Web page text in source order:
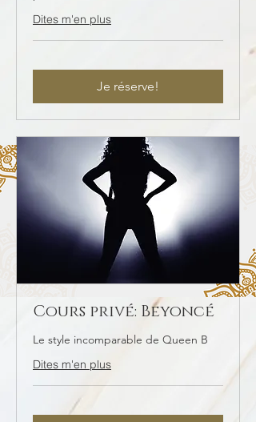
Dites m'en plus
Je réserve!
Cours privé: Beyoncé
Le style incomparable de Queen B
Dites m'en plus